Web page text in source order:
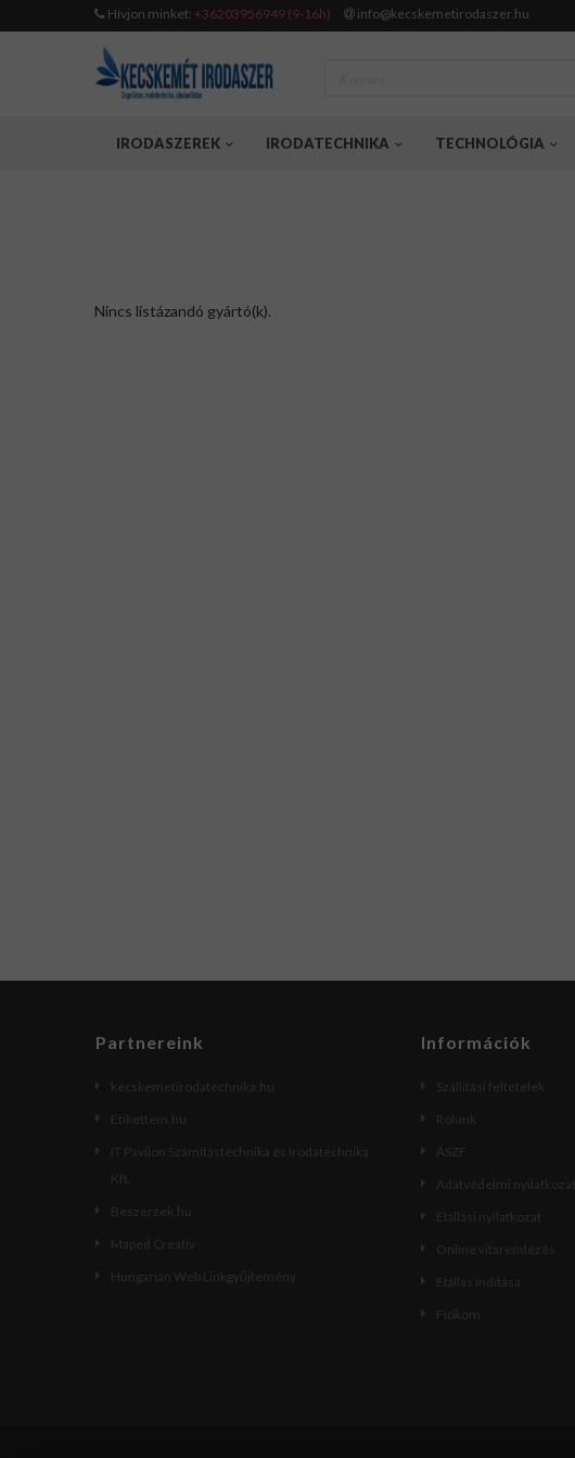
Hívjon minket: +36203956949 (9-16h) info@kecskemetirodaszer.hu
IRODASZEREK IRODATECHNIKA TECHNOLÓGIA
Nincs listázandó gyártó(k).
Partnereink
kecskemetirodatechnika.hu
Etikettem.hu
IT Pavilon Számítástechnika és Irodatechnika
Kft.
Beszerzek.hu
Maped Creativ
Hungarian Web Linkgyűjtemény
Információk
Szállítási feltételek
Rólunk
ÁSZF
Adatvédelmi nyilatkozat
Elállási nyilatkozat
Online vitarendezés
Elállás indítása
Fiókom